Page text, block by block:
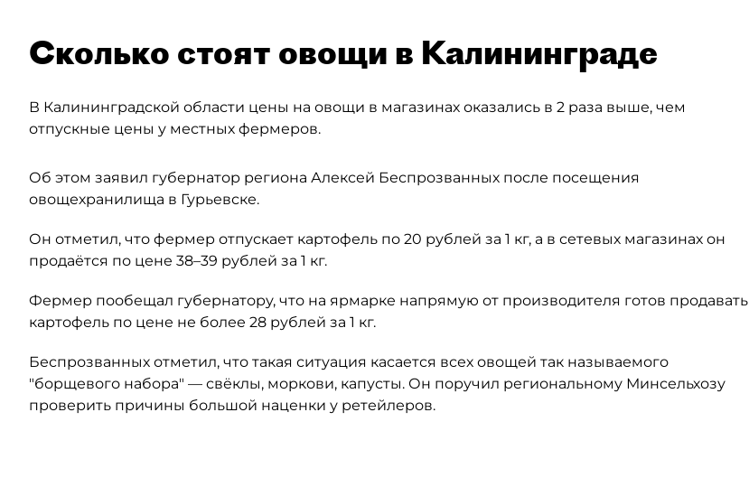
Сколько стоят овощи в Калининграде
В Калининградской области цены на овощи в магазинах оказались в 2 раза выше, чем
отпускные цены у местных фермеров.
Об этом заявил губернатор региона Алексей Беспрозванных после посещения
овощехранилища в Гурьевске.
Он отметил, что фермер отпускает картофель по 20 рублей за 1 кг, а в сетевых магазинах он
продаётся по цене 38–39 рублей за 1 кг.
Фермер пообещал губернатору, что на ярмарке напрямую от производителя готов продавать
картофель по цене не более 28 рублей за 1 кг.
Беспрозванных отметил, что такая ситуация касается всех овощей так называемого
"борщевого набора" — свёклы, моркови, капусты. Он поручил региональному Минсельхозу
проверить причины большой наценки у ретейлеров.